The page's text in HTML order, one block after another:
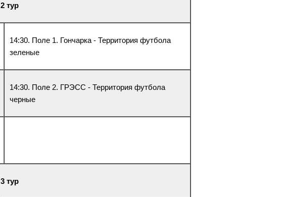
2 тур
14:30. Поле 1. Гончарка - Территория футбола
зеленые
14:30. Поле 2. ГРЭСС - Территория футбола
черные
3 тур